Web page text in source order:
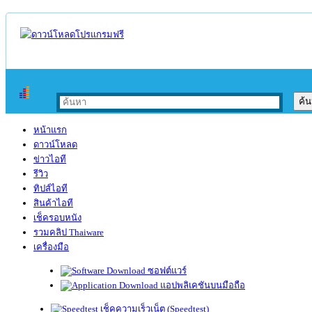
หน้าแรก
ดาวน์โหลด
ข่าวไอที
รีวิว
ทิปส์ไอที
สินค้าไอที
เช็ครอบหนัง
รวมคลิป Thaiware
เครื่องมือ
ซอฟต์แวร์
แอปพลิเคชันบนมือถือ
เช็คความเร็วเน็ต (Speedtest)